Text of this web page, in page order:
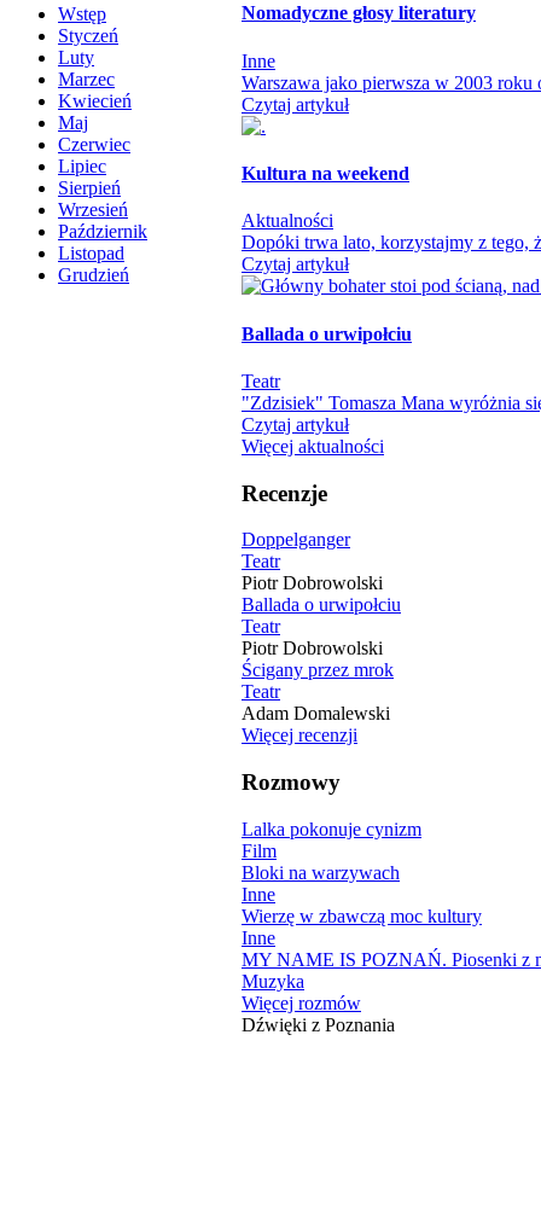
Wstęp
Styczeń
Luty
Marzec
Kwiecień
Maj
Czerwiec
Lipiec
Sierpień
Wrzesień
Październik
Listopad
Grudzień
Nomadyczne głosy literatury
Inne
Warszawa jako pierwsza w 2003 roku
Czytaj artykuł
Kultura na weekend
Aktualności
Dopóki trwa lato, korzystajmy z tego,
Czytaj artykuł
Ballada o urwipołciu
Teatr
"Zdzisiek" Tomasza Mana wyróżnia
Czytaj artykuł
Więcej aktualności
Recenzje
Doppelganger
Teatr
Piotr Dobrowolski
Ballada o urwipołciu
Teatr
Piotr Dobrowolski
Ścigany przez mrok
Teatr
Adam Domalewski
Więcej recenzji
Rozmowy
Lalka pokonuje cynizm
Film
Bloki na warzywach
Inne
Wierzę w zbawczą moc kultury
Inne
MY NAME IS POZNAŃ. Piosenki z
Muzyka
Więcej rozmów
Dźwięki z Poznania